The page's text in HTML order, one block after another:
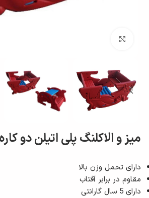
میز و الاکلنگ پلی اتیلن دو کاره
دارای تحمل وزن بالا
مقاوم در برابر آفتاب
دارای 5 سال گارانتی